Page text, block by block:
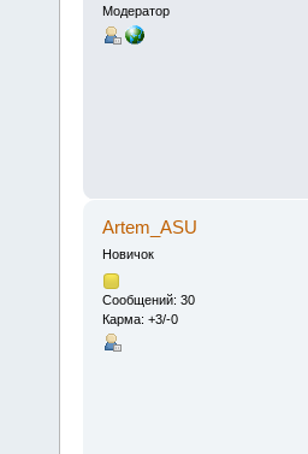
Модератор
Artem_ASU
Новичок
Сообщений: 30
Карма: +3/-0